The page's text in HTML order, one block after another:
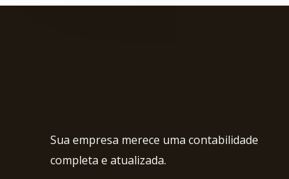
Sua empresa merece uma contabilidade
completa e atualizada.